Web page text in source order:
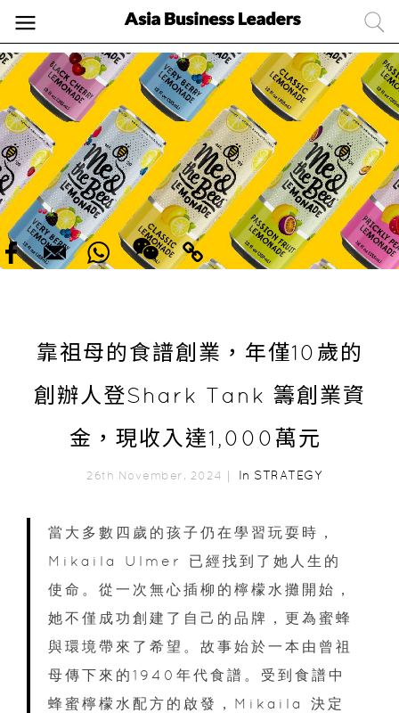
靠祖母的食譜創業，年僅10歲的
創辦人登Shark Tank 籌創業資
金，現收入達1,000萬元
26th November, 2024｜ In STRATEGY
當大多數四歲的孩子仍在學習玩耍時，
Mikaila Ulmer 已經找到了她人生的
使命。從一次無心插柳的檸檬水攤開始，
她不僅成功創建了自己的品牌，更為蜜蜂
與環境帶來了希望。故事始於一本由曾祖
母傳下來的1940年代食譜。受到食譜中
蜂蜜檸檬水配方的啟發，Mikaila 決定